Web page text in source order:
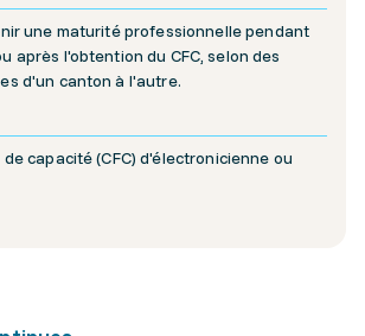
une maturité professionnelle pendant
après l'obtention du CFC, selon des
d'un canton à l'autre.
capacité (CFC) d'électronicienne ou